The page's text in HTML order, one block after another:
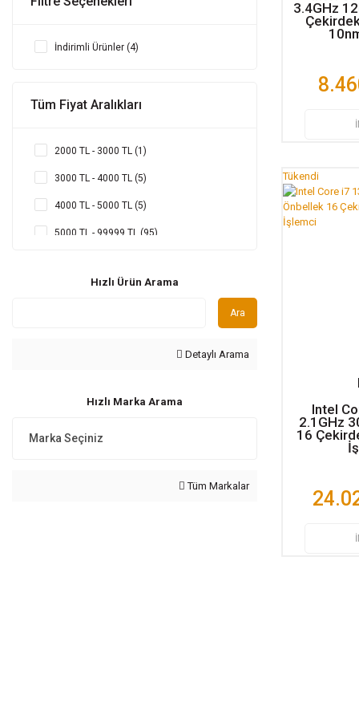
3.1GHz (1)
5.2 GHz (8)
4.7 GHz (4)
3.4 GHz (1)
İndirimli Ürünler (4)
Tüm Fiyat Aralıkları
2000 TL - 3000 TL (1)
3000 TL - 4000 TL (5)
4000 TL - 5000 TL (5)
5000 TL - 99999 TL (95)
Hızlı Ürün Arama
Ara
Detaylı Arama
Hızlı Marka Arama
Tüm Markalar
3.4GHz
Tükendi
Intel
2.1GHz
16